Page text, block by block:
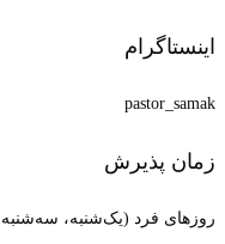
اینستاگرام
pastor_samak
زمان پذیرش
روزهای فرد (یک‌شنبه، سه‌شنبه و